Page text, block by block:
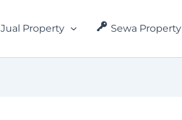
Jual Property Sewa Property